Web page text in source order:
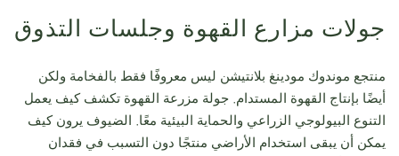
جولات مزارع القهوة وجلسات التذوق
منتجع موندوك مودينغ بلانتيشن ليس معروفًا فقط بالفخامة ولكن
أيضًا بإنتاج القهوة المستدام. جولة مزرعة القهوة تكشف كيف يعمل
التنوع البيولوجي الزراعي والحماية البيئية معًا. الضيوف يرون كيف
يمكن أن يبقى استخدام الأراضي منتجًا دون التسبب في فقدان